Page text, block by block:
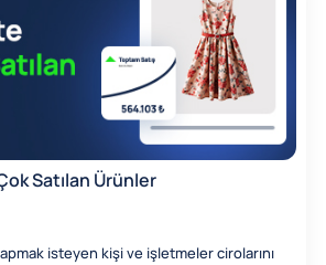
Satılan Ürünler
isteyen kişi ve işletmeler cirolarını